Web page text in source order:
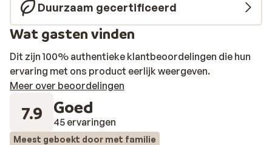
Duurzaam gecertificeerd
Wat gasten vinden
Dit zijn 100% authentieke klantbeoordelingen die hun
ervaring met ons product eerlijk weergeven.
Meer over beoordelingen
7.9 Goed
45 ervaringen
Meest geboekt door met familie